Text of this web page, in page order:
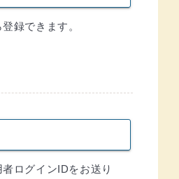
録できます。
ログインIDをお送り